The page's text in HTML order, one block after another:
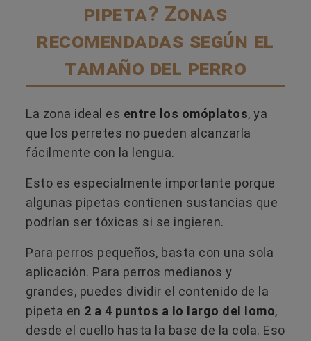
pipeta? Zonas
recomendadas según el
tamaño del perro
La zona ideal es entre los omóplatos, ya
que los perretes no pueden alcanzarla
fácilmente con la lengua.
Esto es especialmente importante porque
algunas pipetas contienen sustancias que
podrían ser tóxicas si se ingieren.
Para perros pequeños, basta con una sola
aplicación. Para perros medianos y
grandes, puedes dividir el contenido de la
pipeta en 2 a 4 puntos a lo largo del lomo,
desde el cuello hasta la base de la cola. Eso